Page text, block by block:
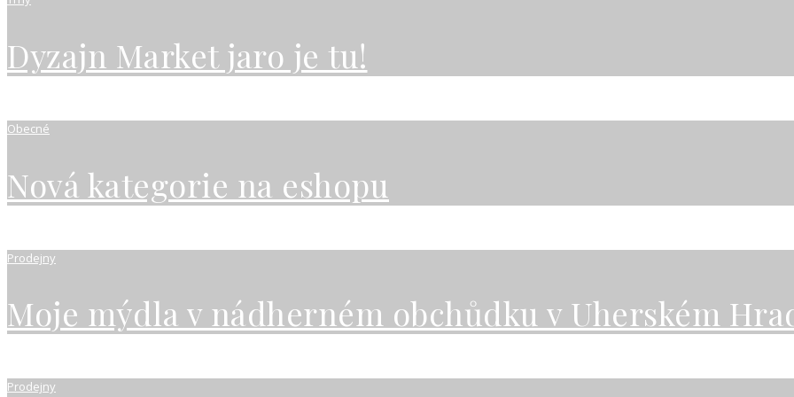
Dyzajn Market jaro je tu!
Obecné
Nová kategorie na eshopu
Prodejny
Moje mýdla v nádherném obchůdku v Uherském
Prodejny